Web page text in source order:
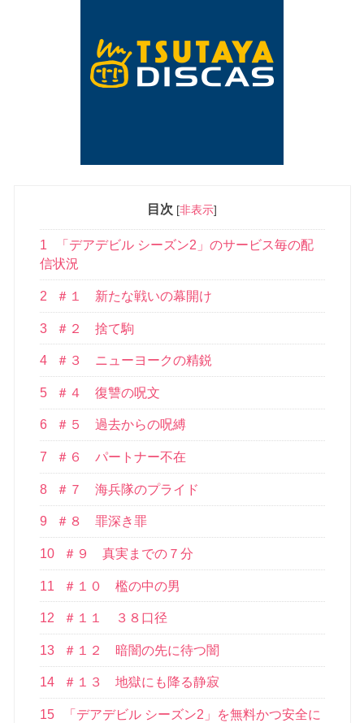
目次 [非表示]
1
「デアデビル シーズン2」のサービス毎の配
信状況
2 ＃１ 新たな戦いの幕開け
3 ＃２ 捨て駒
4 ＃３ ニューヨークの精鋭
5 ＃４ 復讐の呪文
6 ＃５ 過去からの呪縛
7 ＃６ パートナー不在
8 ＃７ 海兵隊のプライド
9 ＃８ 罪深き罪
10 ＃９ 真実までの７分
11 ＃１０ 檻の中の男
12 ＃１１ ３８口径
13 ＃１２ 暗闇の先に待つ闇
14 ＃１３ 地獄にも降る静寂
15
「デアデビル シーズン2」を無料かつ安全に